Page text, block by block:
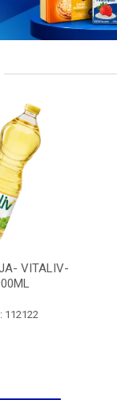
VITALIV-
112122